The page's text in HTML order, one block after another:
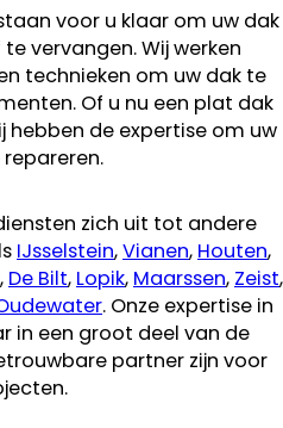
voor u klaar om uw dak
vervangen. Wij werken
technieken om uw dak te
Of u nu een plat dak
hebben de expertise om uw
zich uit tot andere
IJsselstein,Vianen, Houten,
, De Bilt, Lopik, Maarssen, Zeist,
. Onze expertise in
in een groot deel van de
partner zijn voor